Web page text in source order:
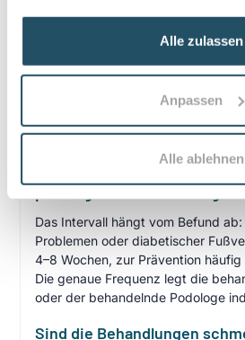
Alle zulassen
Anpassen
Alle ablehnen
Medizinische Fußpflege
fundierte Behandlung durch
eingewachsene Nägel,
Nagelpilz versorgen. Im Gegensatz
Beschwerden im Vordergrund.
Wie oft sollten Patient:innen
Das Intervall hängt vom Befund
Problemen oder diabetischer
4–8 Wochen, zur Prävention häufig
Die genaue Frequenz legt die
oder der behandelnde Podologe
Sind die Behandlungen